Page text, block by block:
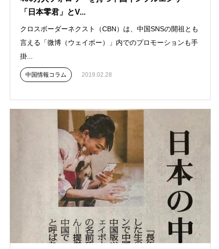
「日本零君」とV...
クロスボーダーネクスト（CBN）は、中国SNSの開祖とも
言える「微博（ウェイボー）」内でのプロモーションも手
掛...
中国情報コラム 2019.02.28